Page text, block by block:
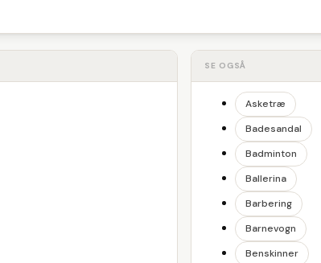
SE OGSÅ
Asketræ
Badesandal
Badminton
Ballerina
Barbering
Barnevogn
Benskinner